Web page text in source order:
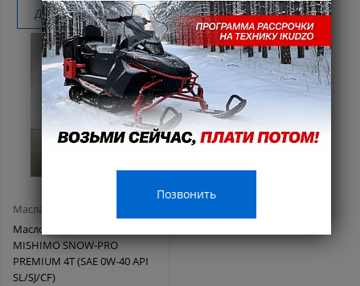
Добавить к покупке
Масла и смазки
Масло синтетическое
MISHIMO SNOW-PRO
PREMIUM 4Т (SAE 0W-40 API
SL/SJ/CF)
Позвонить